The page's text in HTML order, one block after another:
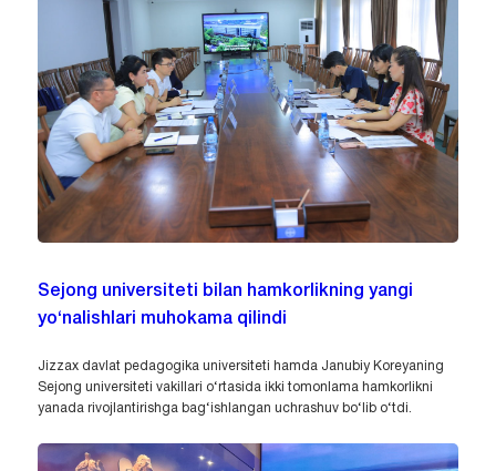
Sejong universiteti bilan hamkorlikning yangi
yo‘nalishlari muhokama qilindi
Jizzax davlat pedagogika universiteti hamda Janubiy Koreyaning
Sejong universiteti vakillari o‘rtasida ikki tomonlama hamkorlikni
yanada rivojlantirishga bag‘ishlangan uchrashuv bo‘lib o‘tdi.